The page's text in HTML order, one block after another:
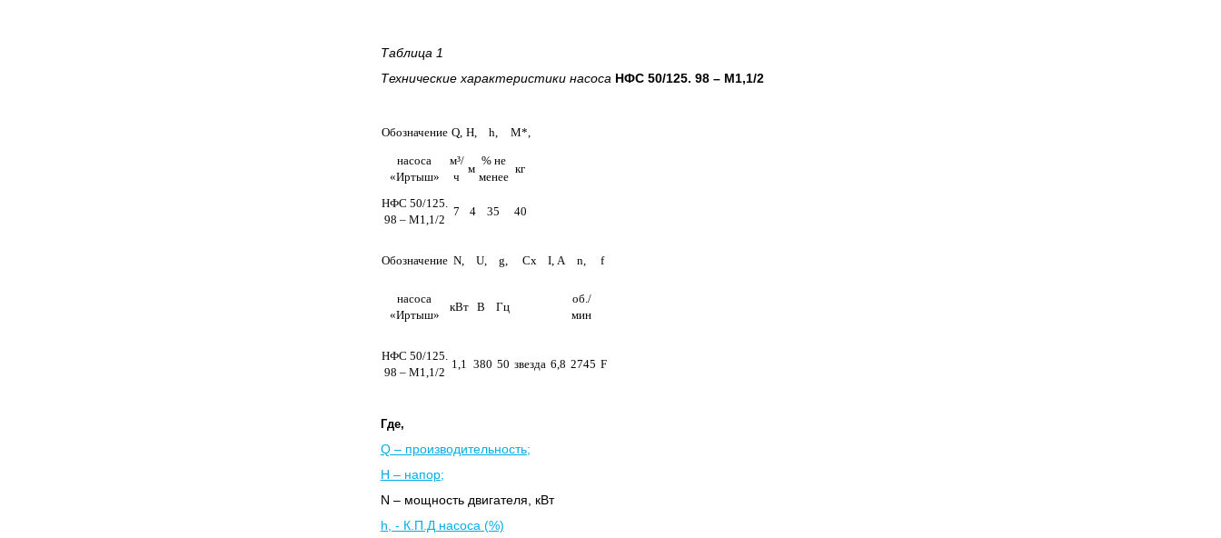
Таблица 1
Технические характеристики насоса НФС 50/125. 98 – М1,1/2
Обозначение Q, H, h, М*,
насоса
«Иртыш»
м³/
ч
м
% не
менее
кг
НФС 50/125.
98 – М1,1/2
7 4 35 40
Обозначение N, U, g, Cx I, А n, f
насоса
«Иртыш»
кВт В Гц
об./
мин
НФС 50/125.
98 – М1,1/2
1,1 380 50 звезда 6,8 2745 F
Где,
Q – производительность;
Н – напор;
N – мощность двигателя, кВт
h, - К.П.Д насоса (%)